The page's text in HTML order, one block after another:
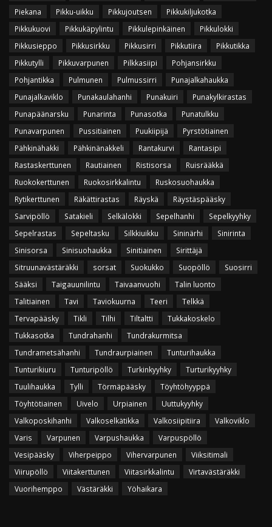
Piekana
Pikku-uikku Pikkujoutsen
Pikkukiljukotka
Pikkukuovi
Pikkukäpylintu Pikkulepinkäinen
Pikkulokki
Pikkusieppo
Pikkusirkku Pikkusirri Pikkutiira
Pikkutikka
Pikkutylli
Pikkuvarpunen Pilkkasiipi
Pohjansirkku
Pohjantikka
Pulmunen Pulmussirri
Punajalkahaukka
Punajalkaviklo
Punakaulahanhi Punakuiri
Punakylkirastas
Punapäänarsku
Punarinta Punasotka
Punatulkku
Punavarpunen
Pussitiainen Puukiipijä
Pyrstötiainen
Pähkinähakki
Pähkinänakkeli Rantakurvi
Rantasipi
Rastaskerttunen
Rautiainen Ristisorsa
Ruisrääkkä
Ruokokerttunen
Ruokosirkkalintu
Ruskosuohaukka
Rytikerttunen
Räkättirastas Räyskä
Räystäspääsky
Sarvipöllö
Satakieli Selkälokki Sepelhanhi
Sepelkyyhky
Sepelrastas
Sepeltasku Silkkiuikku Sininärhi
Sinirinta
Sinisorsa
Sinisuohaukka Sinitiainen
Sirittäjä
Sitruunavästäräkki
sorsat Suokukko Suopöllö
Suosirri
Sääksi
Taigauunilintu Taivaanvuohi
Talin luonto
Talitiainen
Tavi Taviokuurna Teeri
Telkkä
Tervapääsky
Tikli Tilhi Tiltaltti
Tukkakoskelo
Tukkasotka
Tundrahanhi
Tundrakurmitsa
Tundrametsähanhi
Tundraurpiainen
Tunturihaukka
Tunturikiuru
Tunturipöllö Turkinkyyhky
Turturikyyhky
Tuulihaukka
Tylli Törmäpääsky
Töyhtöhyyppä
Töyhtötiainen
Uivelo Urpiainen
Uuttukyyhky
Valkoposkihanhi
Valkoselkätikka Valkosiipitiira
Valkoviklo
Varis
Varpunen Varpushaukka
Varpuspöllö
Vesipääsky
Viherpeippo Vihervarpunen
Viiksitimali
Viirupöllö
Viitakerttunen Viitasirkkalintu
Virtavästäräkki
Vuorihemppo
Västäräkki Yöhaikara